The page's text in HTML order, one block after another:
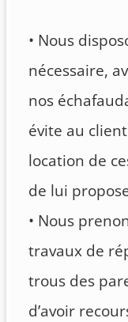
• Nous
nécessaire,
nos
évite au
location de
de lui
• Nous
travaux de
trous des
d’avoir